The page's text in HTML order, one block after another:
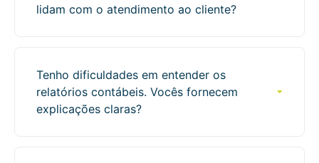
lidam com o atendimento ao cliente?
Tenho dificuldades em entender os
relatórios contábeis. Vocês fornecem
explicações claras?